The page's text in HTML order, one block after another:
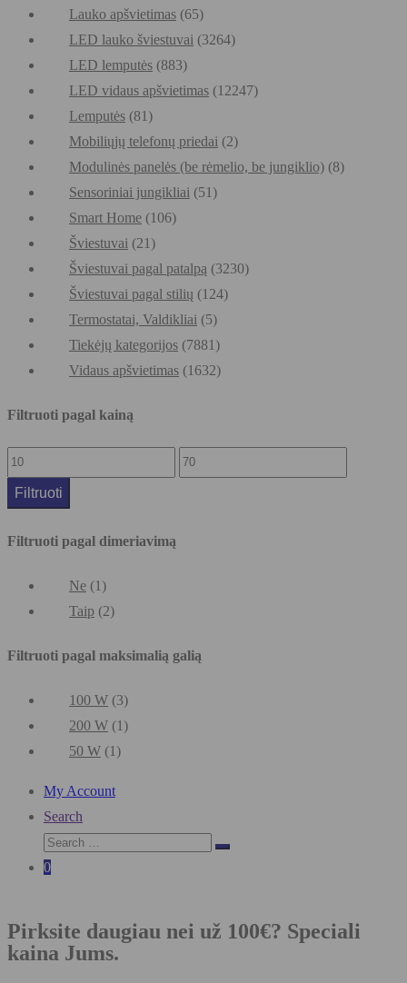
Lauko apšvietimas (65)
LED lauko šviestuvai (3264)
LED lemputės (883)
LED vidaus apšvietimas (12247)
Lemputės (81)
Mobiliųjų telefonų priedai (2)
Modulinės panelės (be rėmelio, be jungiklio) (8)
Sensoriniai jungikliai (51)
Smart Home (106)
Šviestuvai (21)
Šviestuvai pagal patalpą (3230)
Šviestuvai pagal stilių (124)
Termostatai, Valdikliai (5)
Tiekėjų kategorijos (7881)
Vidaus apšvietimas (1632)
Filtruoti pagal kainą
Filtruoti
Filtruoti pagal dimeriavimą
Ne (1)
Taip (2)
Filtruoti pagal maksimalią galią
100 W (3)
200 W (1)
50 W (1)
My Account
Search
0
Pirksite daugiau nei už 100€? Speciali
kaina Jums.